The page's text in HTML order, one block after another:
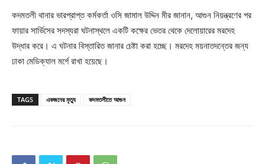
কদমতলী থানার ভারপ্রাপ্ত কর্মকর্তা ওসি জামাল উদ্দিন মীর জানান, আগুন নিয়ন্ত্রণের পর
ফায়ার সার্ভিসের সদস্যরা ঘটনাস্থলে একটি কক্ষের ভেতর থেকে দেলোয়ারের মরদেহ
উদ্ধার করে। এ ঘটনার বিস্তারিত জানার চেষ্টা করা হচ্ছে। মরদেহ ময়নাতদন্তের জন্য
ঢাকা মেডিক্যাল মর্গে রাখা হয়েছে।
TAGS একজনের মৃত্যু কদমতলীতে আগুন